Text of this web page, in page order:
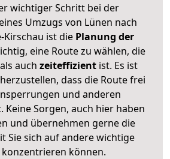
wichtiger Schritt bei der
Umzugs von Lünen nach
Kirschau ist diePlanung der
eine Route zu wählen, die
auch zeiteffizientist. Es ist
dass die Route frei
und anderen
Keine Sorgen, auch hier haben
und übernehmen gerne die
Sie sich auf andere wichtige
konzentrieren können.